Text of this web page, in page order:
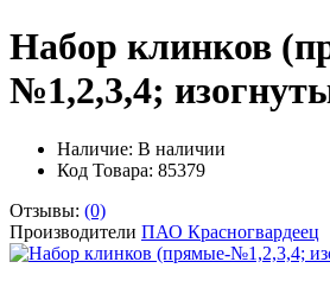
Набор клинков
№1,2,3,4;
Наличие: В наличии
Код Товара: 85379
Отзывы: (0)
Производители ПАО Красногвардеец